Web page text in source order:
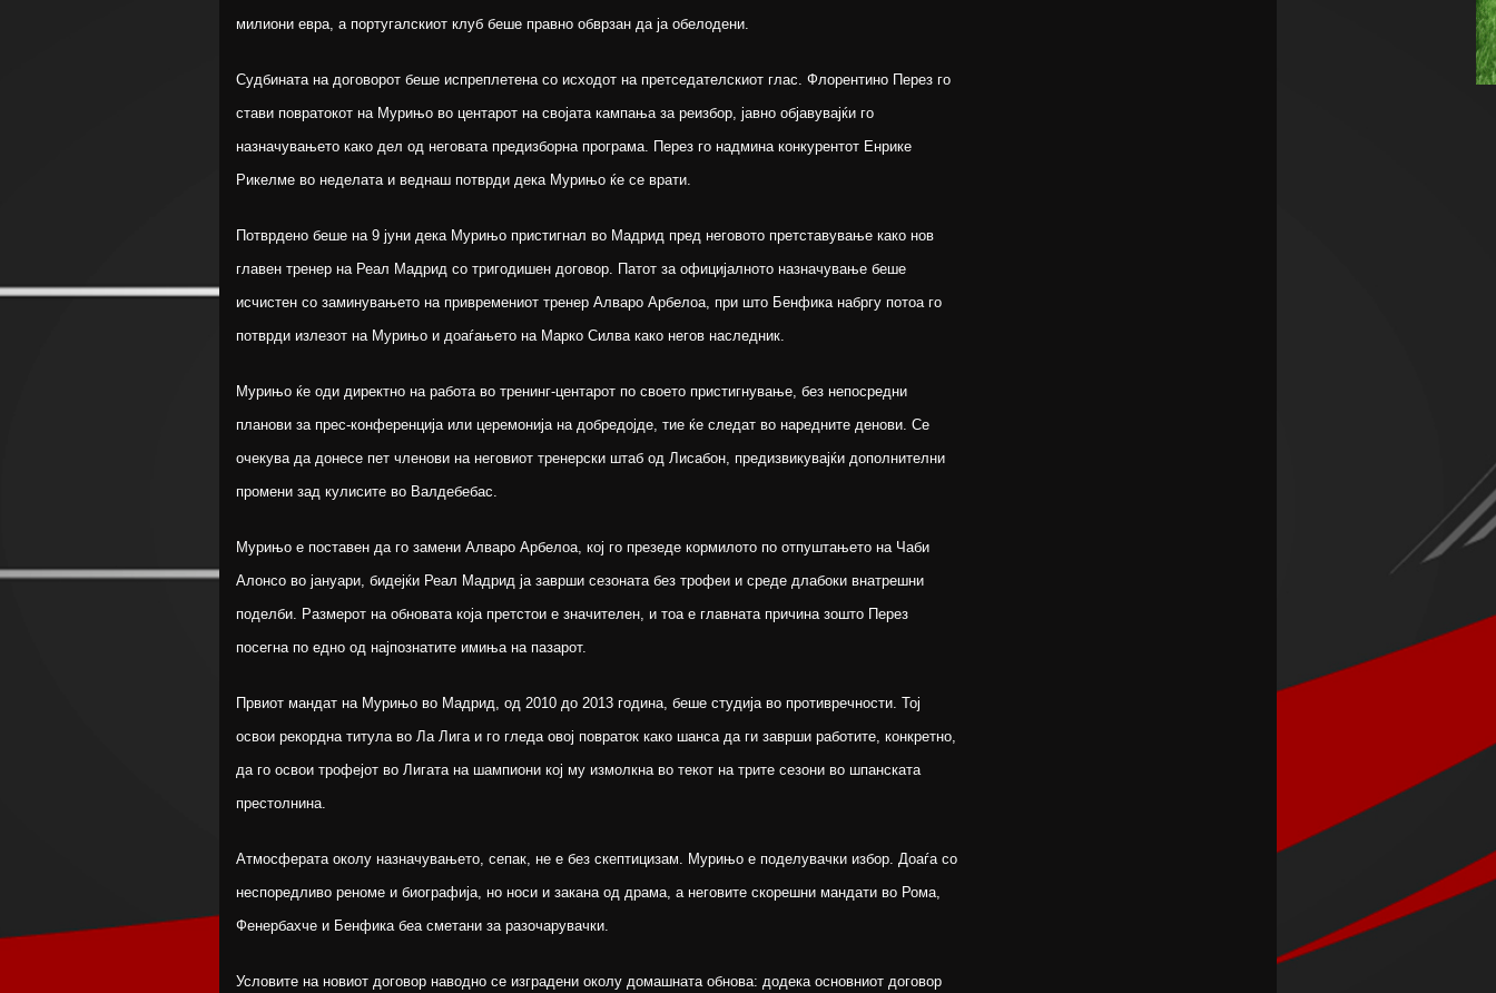
милиони евра, а португалскиот клуб беше правно обврзан да ја обелодени.
Судбината на договорот беше испреплетена со исходот на претседателскиот глас. Флорентино Перез го
стави повратокот на Мурињо во центарот на својата кампања за реизбор, јавно објавувајќи го
назначувањето како дел од неговата предизборна програма. Перез го надмина конкурентот Енрике
Рикелме во неделата и веднаш потврди дека Мурињо ќе се врати.
Потврдено беше на 9 јуни дека Мурињо пристигнал во Мадрид пред неговото претставување како нов
главен тренер на Реал Мадрид со тригодишен договор. Патот за официјалното назначување беше
исчистен со заминувањето на привремениот тренер Алваро Арбелоа, при што Бенфика набргу потоа го
потврди излезот на Мурињо и доаѓањето на Марко Силва како негов наследник.
Мурињо ќе оди директно на работа во тренинг-центарот по своето пристигнување, без непосредни
планови за прес-конференција или церемонија на добредојде, тие ќе следат во наредните денови. Се
очекува да донесе пет членови на неговиот тренерски штаб од Лисабон, предизвикувајќи дополнителни
промени зад кулисите во Валдебебас.
Мурињо е поставен да го замени Алваро Арбелоа, кој го презеде кормилото по отпуштањето на Чаби
Алонсо во јануари, бидејќи Реал Мадрид ја заврши сезоната без трофеи и среде длабоки внатрешни
поделби. Размерот на обновата која претстои е значителен, и тоа е главната причина зошто Перез
посегна по едно од најпознатите имиња на пазарот.
Првиот мандат на Мурињо во Мадрид, од 2010 до 2013 година, беше студија во противречности. Тој
освои рекордна титула во Ла Лига и го гледа овој повраток како шанса да ги заврши работите, конкретно,
да го освои трофејот во Лигата на шампиони кој му измолкна во текот на трите сезони во шпанската
престолнина.
Атмосферата околу назначувањето, сепак, не е без скептицизам. Мурињо е поделувачки избор. Доаѓа со
неспоредливо реноме и биографија, но носи и закана од драма, а неговите скорешни мандати во Рома,
Фенербахче и Бенфика беа сметани за разочарувачки.
Условите на новиот договор наводно се изградени околу домашната обнова: додека основниот договор